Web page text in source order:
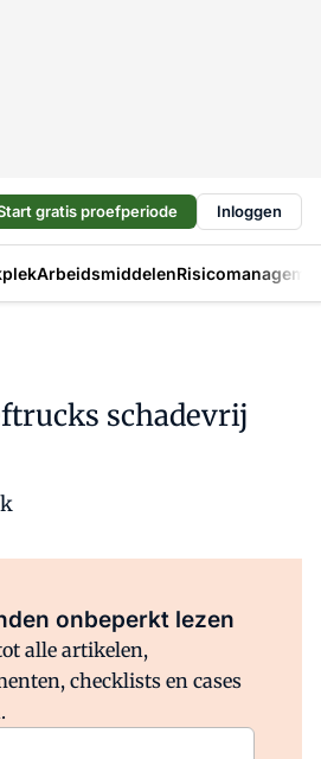
gratis proefperiode Inloggen
Arbeidsmiddelen
schadevrij
onbeperkt lezen
alle artikelen,
checklists en cases